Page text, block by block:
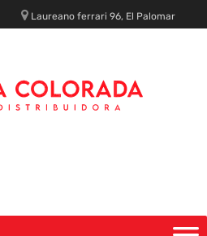
Laureano ferrari 96, El Palomar